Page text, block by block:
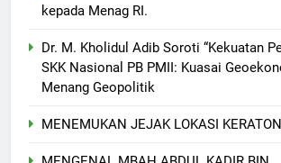
kepada Menag RI.
Dr. M. Kholidul Adib Soroti “Kekuatan
SKK Nasional PB PMII: Kuasai
Menang Geopolitik
MENEMUKAN JEJAK LOKASI
5
dan Tradisi